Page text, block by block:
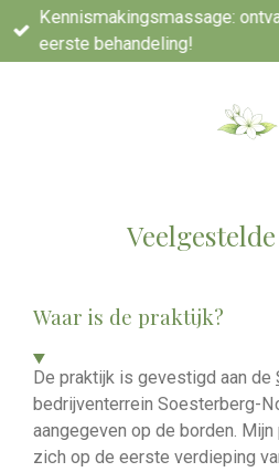
Ga
direct
Kennismakingsmassage:
eerste behandeling!
Waar is de praktijk?
De praktijk is gevestigd aan de
bedrijventerrein Soesterberg-
aangegeven op de borden.
zich op de eerste verdieping